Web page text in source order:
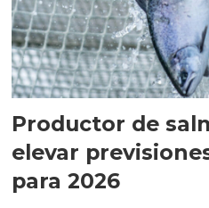
Productor de
elevar
para 2026